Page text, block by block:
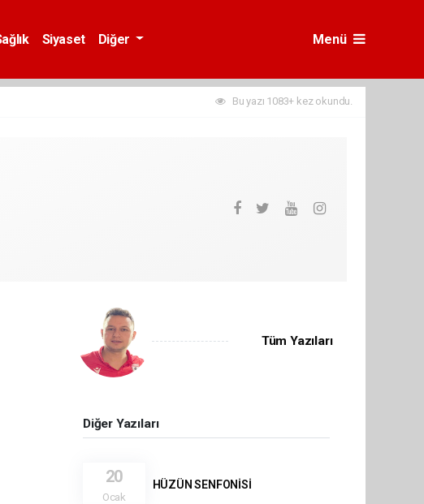
Siyaset Diğer Menü
Bu yazı 1083+ kez okundu.
Tüm Yazıları
Diğer Yazıları
20
Ocak
HÜZÜN SENFONİSİ